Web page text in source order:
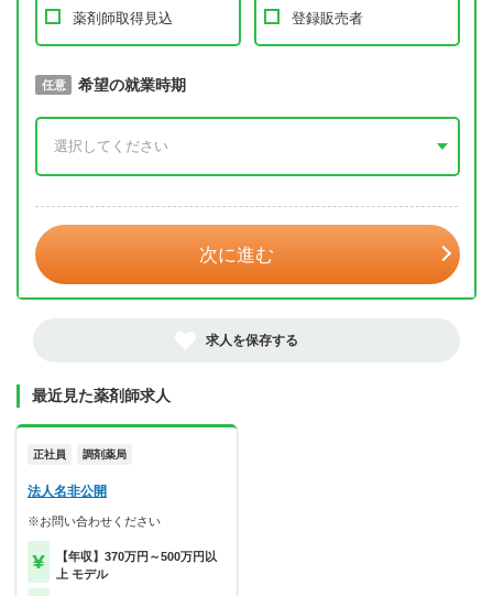
薬剤師取得見込 登録販売者
必須 取得予定年
任意 希望の就業時期
次に進む
求人を保存する
最近見た薬剤師求人
正社員 調剤薬局
法人名非公開
※お問い合わせください
【年収】370万円～500万円以
上 モデル